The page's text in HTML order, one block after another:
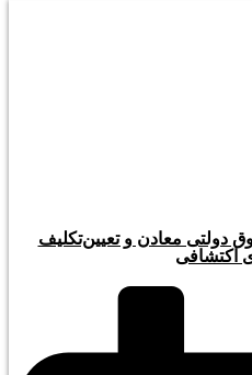
دولتی معادن و تعیین‌تکلیف
اکتشافی